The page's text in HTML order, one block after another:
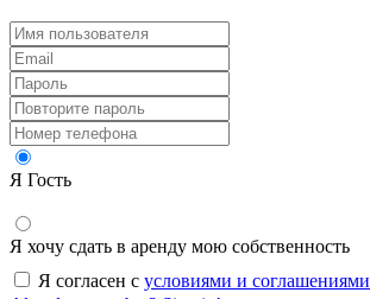
Я Гость
Я хочу сдать в аренду мою собственность
Я согласен с условиями и соглашениями